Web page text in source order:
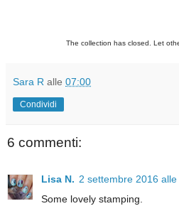
The collection has closed. Let
Sara R alle 07:00
Condividi
6 commenti:
Lisa N. 2 settembre 2016
Some lovely stamping.